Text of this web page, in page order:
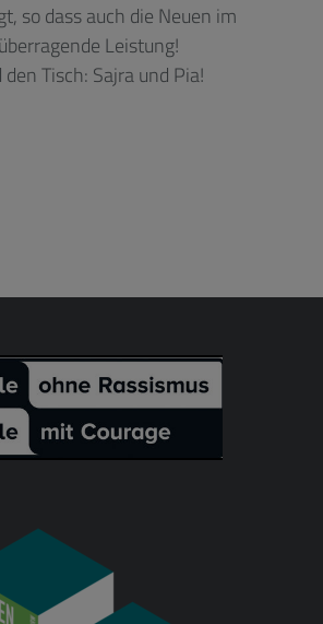
so dass auch die Neuen im
Leistung!
Tisch: Sajra und Pia!